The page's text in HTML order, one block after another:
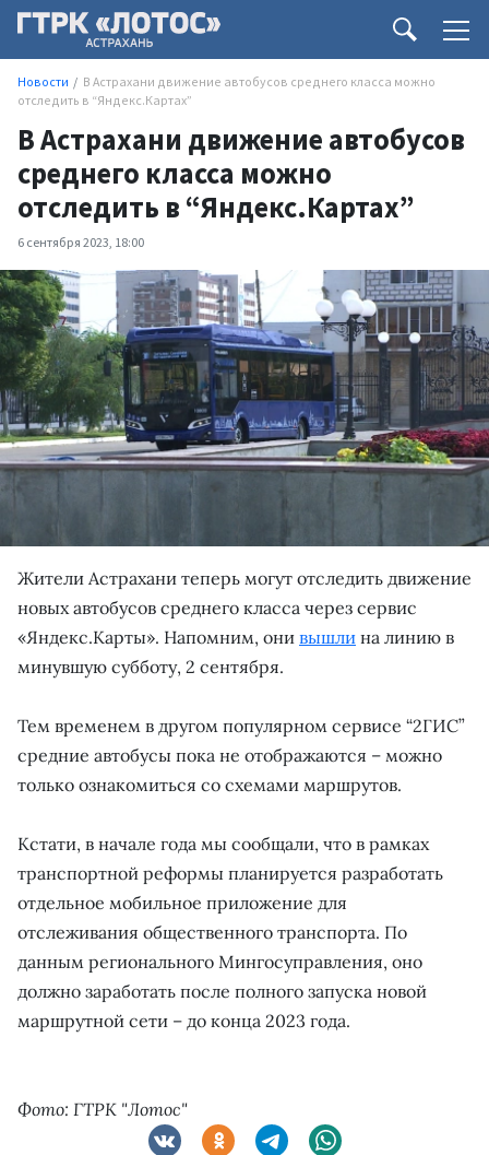
Новости
В Астрахани движение автобусов среднего класса можно
отследить в “Яндекс.Картах”
В Астрахани движение автобусов
среднего класса можно
отследить в “Яндекс.Картах”
6 сентября 2023, 18:00
Жители Астрахани теперь могут отследить движение
новых автобусов среднего класса через сервис
«Яндекс.Карты». Напомним, они вышли на линию в
минувшую субботу, 2 сентября.
Тем временем в другом популярном сервисе “2ГИС”
средние автобусы пока не отображаются – можно
только ознакомиться со схемами маршрутов.
Кстати, в начале года мы сообщали, что в рамках
транспортной реформы планируется разработать
отдельное мобильное приложение для
отслеживания общественного транспорта. По
данным регионального Мингосуправления, оно
должно заработать после полного запуска новой
маршрутной сети – до конца 2023 года.
Фото: ГТРК "Лотос"